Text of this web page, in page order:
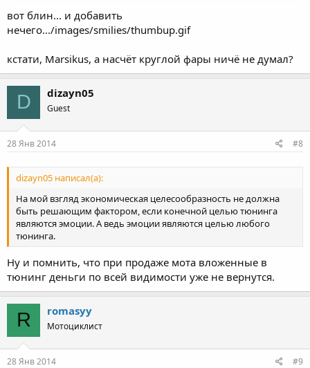
вот блин... и добавить
нечего.../images/smilies/thumbup.gif
кстати, Marsikus, а насчёт круглой фары ничё не думал?
D dizayn05
Guest
28 Янв 2014 #8
dizayn05 написал(а):
На мой взгляд экономическая целесообразность не должна
быть решающим фактором, если конечной целью тюнинга
являются эмоции. А ведь эмоции являются целью любого
тюнинга.
Ну и помнить, что при продаже мота вложенные в
тюнинг деньги по всей видимости уже не вернутся.
R romasyy
Мотоциклист
28 Янв 2014 #9